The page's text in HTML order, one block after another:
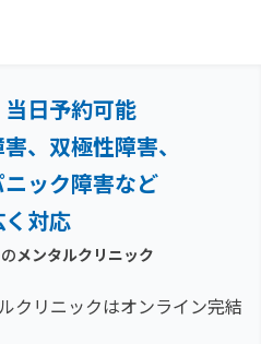
日予約可能
、双極性障害、
ック障害など
対応
メンタルクリニック
クリニックはオンライン完結